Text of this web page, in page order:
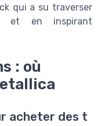
qui a su traverser
et en inspirant
: où
acheter des t